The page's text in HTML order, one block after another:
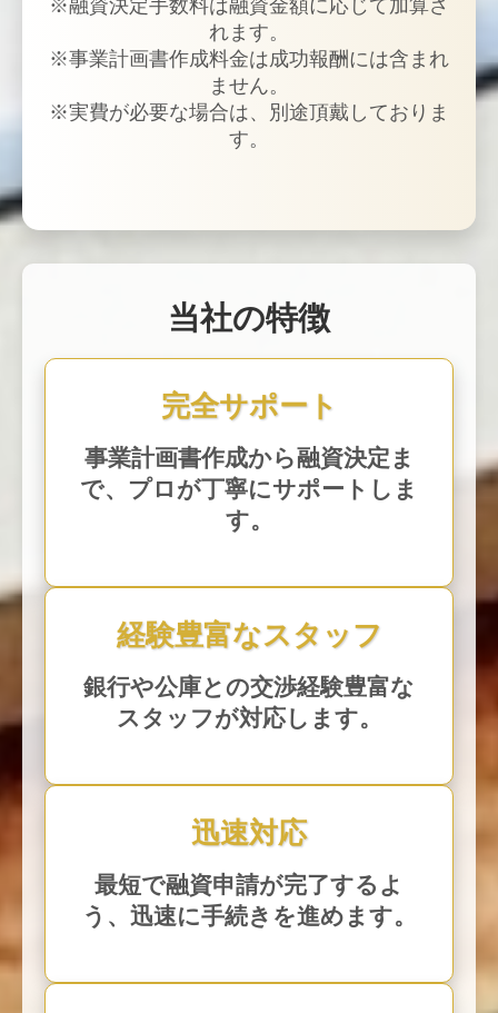
※融資決定手数料は融資金額に応じて加算さ
れます。
※事業計画書作成料金は成功報酬には含まれ
ません。
※実費が必要な場合は、別途頂戴しておりま
す。
当社の特徴
完全サポート
事業計画書作成から融資決定ま
で、プロが丁寧にサポートしま
す。
経験豊富なスタッフ
銀行や公庫との交渉経験豊富な
スタッフが対応します。
迅速対応
最短で融資申請が完了するよ
う、迅速に手続きを進めます。